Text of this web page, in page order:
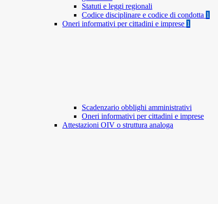
Statuti e leggi regionali
Codice disciplinare e codice di condotta 1
Oneri informativi per cittadini e imprese 1
Scadenzario obblighi amministrativi
Oneri informativi per cittadini e imprese
Attestazioni OIV o struttura analoga